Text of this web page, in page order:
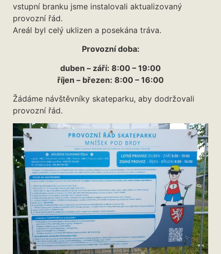
vstupní branku jsme instalovali aktualizovaný
provozní řád.
Areál byl celý uklizen a posekána tráva.
Provozní doba:
duben – září: 8:00 – 19:00
říjen – březen: 8:00 – 16:00
Žádáme návštěvníky skateparku, aby dodržovali
provozní řád.